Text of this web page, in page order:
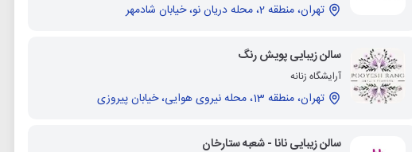
تهران، منطقه 2، محله دریان نو، خیابان شادمهر
سالن زیبایی پویش رنگ
آرایشگاه زنانه
تهران، منطقه 13، محله نیروی هوایی، خیابان پیروزی
سالن زیبایی نانا - شعبه ستارخان